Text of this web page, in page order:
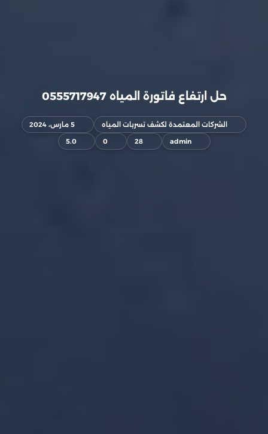
حل ارتفاع فاتورة المياه 0555717947
الشركات المعتمدة لكشف تسربات المياه
5 مارس، 2024
admin
28
0
5.0